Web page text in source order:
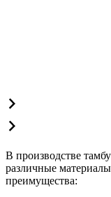
В производстве
различные
преимущества: